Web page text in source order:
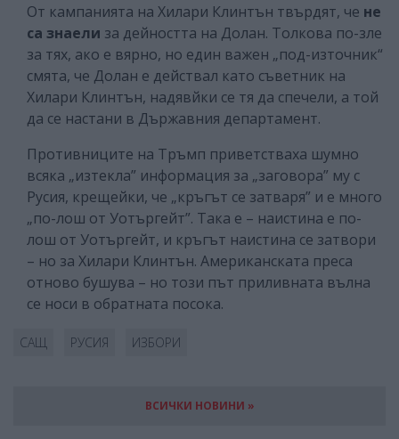
От кампанията на Хилари Клинтън твърдят, че не
са знаели за дейността на Долан. Толкова по-зле
за тях, ако е вярно, но един важен „под-източник“
смята, че Долан е действал като съветник на
Хилари Клинтън, надявйки се тя да спечели, а той
да се настани в Държавния департамент.
Противниците на Тръмп приветстваха шумно
всяка „изтекла” информация за „заговора” му с
Русия, крещейки, че „кръгът се затваря” и е много
„по-лош от Уотъргейт”. Така е – наистина е по-
лош от Уотъргейт, и кръгът наистина се затвори
– но за Хилари Клинтън. Американската преса
отново бушува – но този път приливната вълна
се носи в обратната посока.
САЩ РУСИЯ ИЗБОРИ
ВСИЧКИ НОВИНИ »